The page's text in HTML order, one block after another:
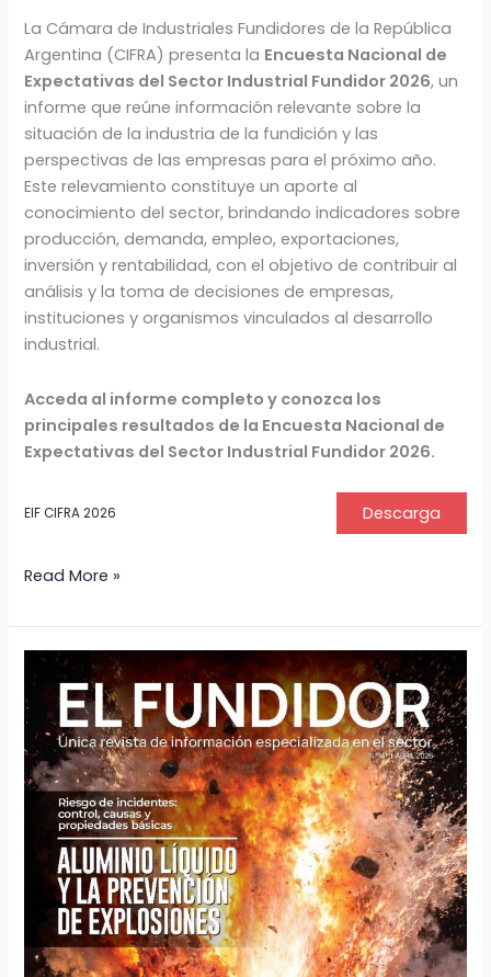
La Cámara de Industriales Fundidores de la República
Argentina (CIFRA) presenta la Encuesta Nacional de
Expectativas del Sector Industrial Fundidor 2026, un
informe que reúne información relevante sobre la
situación de la industria de la fundición y las
perspectivas de las empresas para el próximo año.
Este relevamiento constituye un aporte al
conocimiento del sector, brindando indicadores sobre
producción, demanda, empleo, exportaciones,
inversión y rentabilidad, con el objetivo de contribuir al
análisis y la toma de decisiones de empresas,
instituciones y organismos vinculados al desarrollo
industrial.
Acceda al informe completo y conozca los
principales resultados de la Encuesta Nacional de
Expectativas del Sector Industrial Fundidor 2026.
EIF CIFRA 2026 Descarga
Read More »
Revista
El
Fundidor
n°
141